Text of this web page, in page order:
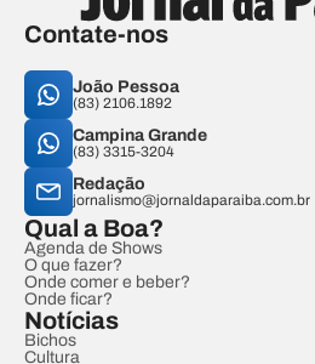
Contate-nos
João Pessoa
(83) 2106.1892
Campina Grande
(83) 3315-3204
Redação
jornalismo@jornaldaparaiba.com.br
Qual a Boa?
Agenda de Shows
O que fazer?
Onde comer e beber?
Onde ficar?
Notícias
Bichos
Cultura